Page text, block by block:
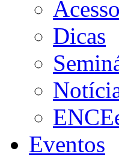
Dicas
Eventos